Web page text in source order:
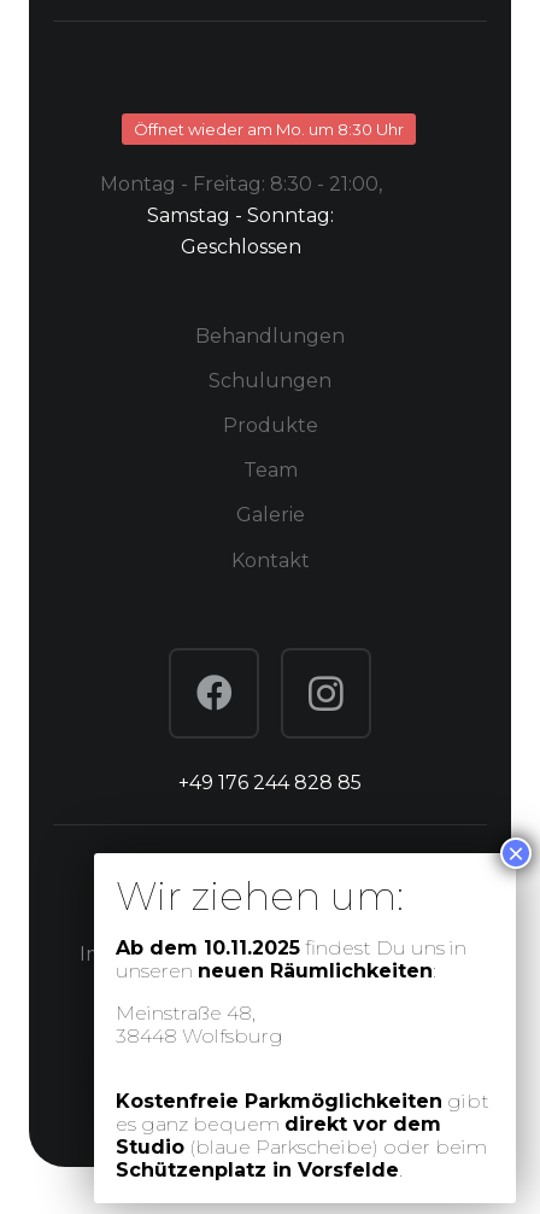
Öffnet wieder am Mo. um 8:30 Uhr
Montag - Freitag: 8:30 - 21:00,
Samstag - Sonntag:
Geschlossen
Behandlungen
Schulungen
Produkte
Team
Galerie
Kontakt
+49 176 244 828 85
Impressum Datenschutzerklärung
Ab dem 10.11.2025 findest Du uns in
unseren neuen Räumlichkeiten:
Meinstraße 48,
38448 Wolfsburg
Kostenfreie Parkmöglichkeiten gibt
es ganz bequem direkt vor dem
Studio (blaue Parkscheibe) oder beim
Schützenplatz in Vorsfelde.